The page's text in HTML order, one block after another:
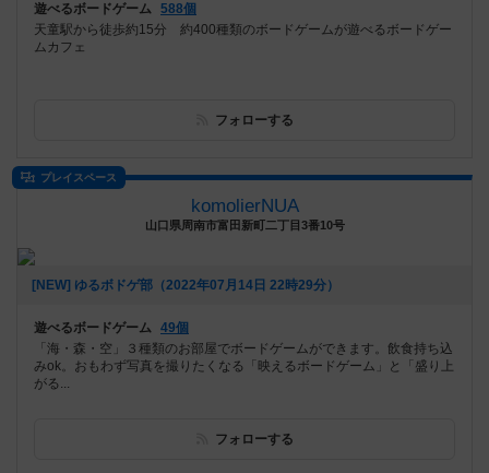
遊べるボードゲーム 588個
天童駅から徒歩約15分 約400種類のボードゲームが遊べるボードゲー
ムカフェ
フォローする
プレイスペース
komolierNUA
山口県周南市富田新町二丁目3番10号
[NEW] ゆるボドゲ部（2022年07月14日 22時29分）
遊べるボードゲーム 49個
「海・森・空」３種類のお部屋でボードゲームができます。飲食持ち込
みok。おもわず写真を撮りたくなる「映えるボードゲーム」と「盛り上
がる...
フォローする